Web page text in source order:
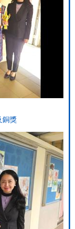
銅獎